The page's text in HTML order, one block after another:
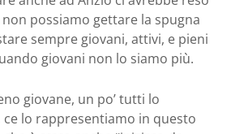
possiamo gettare la spugna
sempre giovani, attivi, e pieni
giovani non lo siamo più.
giovane, un po’ tutti lo
lo rappresentiamo in questo